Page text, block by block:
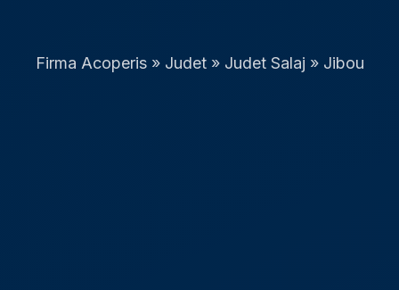
Firma Acoperis» Judet» Judet Salaj » Jibou